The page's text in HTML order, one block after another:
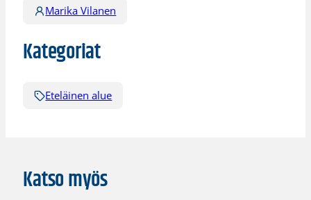
Marika Vilanen
Kategoriat
Eteläinen alue
Katso myös